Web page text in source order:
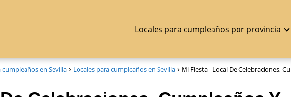
Locales para cumpleaños por provincia
cumpleaños en Sevilla Locales para cumpleaños en Sevilla
Mi Fiesta - Local De Celebraciones,